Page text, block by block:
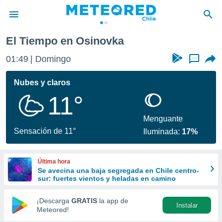
de
por
se
calidad.
a este
las
y
forma
digital
basada
El Tiempo en Osinovka
01:49 Domingo ...
Nubes y claros
11°
Sensación de 11°
Menguante
Iluminada: 17%
Última hora
Se avecina una baja segregada en Chile centro-
sur: fuertes vientos y heladas en camino
¡Descarga GRATIS la app de
Meteored!
Instalar